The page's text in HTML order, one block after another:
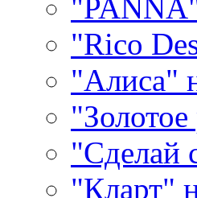
"Rico
"Алиса"
"Сделай
"Кларт"